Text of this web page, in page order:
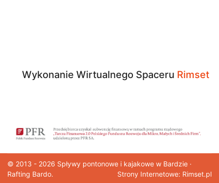
Wykonanie Wirtualnego Spaceru Rimset
© 2013 - 2026 Spływy pontonowe i kajakowe w Bardzie ·
Rafting Bardo.
Strony Internetowe: Rimset.pl